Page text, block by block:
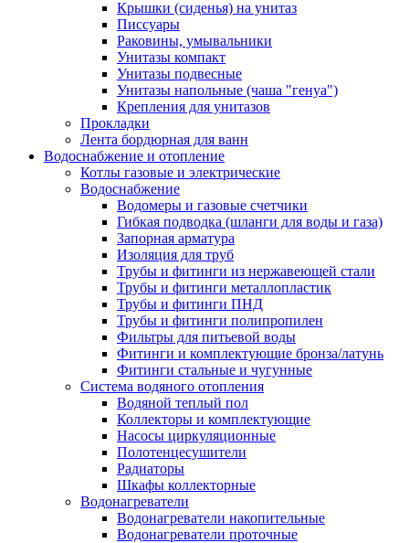
Крышки (сиденья) на унитаз
Писсуары
Раковины, умывальники
Унитазы компакт
Унитазы подвесные
Унитазы напольные (чаша "генуа")
Крепления для унитазов
Прокладки
Лента бордюрная для ванн
Водоснабжение и отопление
Котлы газовые и электрические
Водоснабжение
Водомеры и газовые счетчики
Гибкая подводка (шланги для воды и газа)
Запорная арматура
Изоляция для труб
Трубы и фитинги из нержавеющей стали
Трубы и фитинги металлопластик
Трубы и фитинги ПНД
Трубы и фитинги полипропилен
Фильтры для питьевой воды
Фитинги и комплектующие бронза/латунь
Фитинги стальные и чугунные
Система водяного отопления
Водяной теплый пол
Коллекторы и комплектующие
Насосы циркуляционные
Полотенцесушители
Радиаторы
Шкафы коллекторные
Водонагреватели
Водонагреватели накопительные
Водонагреватели проточные